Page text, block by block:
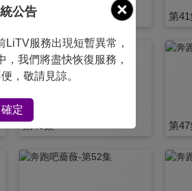
第40集 第41
第46集 第47
公告
LiTV服務出現短暫異常，
，我們將盡快恢復服務，
，敬請見諒。
確定